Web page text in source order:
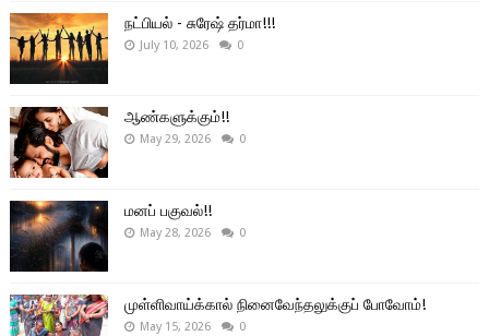
நட்பியல் - சுரேஷ் தர்மா!!!
July 10, 2026 0
ஆண்களுக்கும்!!
May 29, 2026 0
மனப் பகுவல்!!
May 28, 2026 0
முள்ளிவாய்க்கால் நினைவேந்தலுக்குப் போவோம்!
May 15, 2026 0